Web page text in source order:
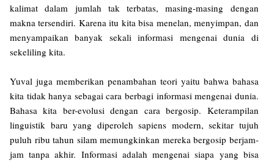
kalimat dalam jumlah tak terbatas, masing-masing dengan
makna tersendiri. Karena itu kita bisa menelan, menyimpan, dan
menyampaikan banyak sekali informasi mengenai dunia di
sekeliling kita.
Yuval juga memberikan penambahan teori yaitu bahwa bahasa
kita tidak hanya sebagai cara berbagi informasi mengenai dunia.
Bahasa kita ber-evolusi dengan cara bergosip. Keterampilan
linguistik baru yang diperoleh sapiens modern, sekitar tujuh
puluh ribu tahun silam memungkinkan mereka bergosip berjam-
jam tanpa akhir. Informasi adalah mengenai siapa yang bisa